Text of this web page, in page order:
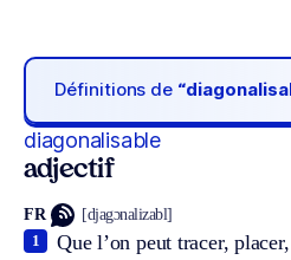
Définitions de
diagonalisable
adjectif
FR [djagɔnalizabl]
Que l’on peut tracer,
1